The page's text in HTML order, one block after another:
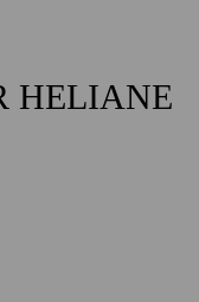
HELIANE